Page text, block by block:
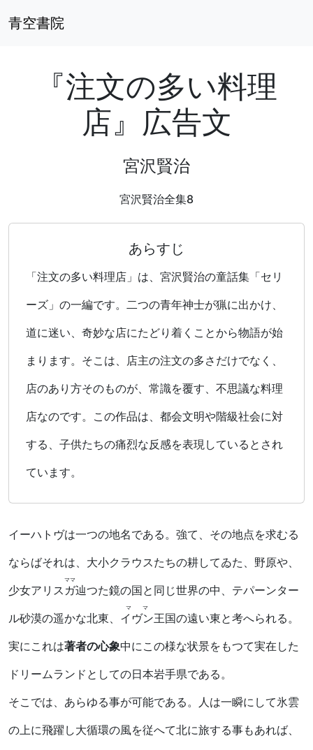
青空書院
『注文の多い料理
店』広告文
宮沢賢治
宮沢賢治全集8
あらすじ
「注文の多い料理店」は、宮沢賢治の童話集「セリ
ーズ」の一編です。二つの青年神士が猟に出かけ、
道に迷い、奇妙な店にたどり着くことから物語が始
まります。そこは、店主の注文の多さだけでなく、
店のあり方そのものが、常識を覆す、不思議な料理
店なのです。この作品は、都会文明や階級社会に対
する、子供たちの痛烈な反感を表現しているとされ
ています。
イーハトヴは一つの地名である。強て、その地点を求むる
ならばそれは、大小クラウスたちの耕してゐた、野原や、
少女アリス ガ
ママ
辿つた鏡の国と同じ世界の中、テパーンター
ル砂漠の遥かな北東、 イヴン
ママ
王国の遠い東と考へられる。
実にこれは著者の心象中にこの様な状景をもつて実在した
ドリームランドとしての日本岩手県である。
そこでは、あらゆる事が可能である。人は一瞬にして氷雲
の上に飛躍し大循環の風を従へて北に旅する事もあれば、